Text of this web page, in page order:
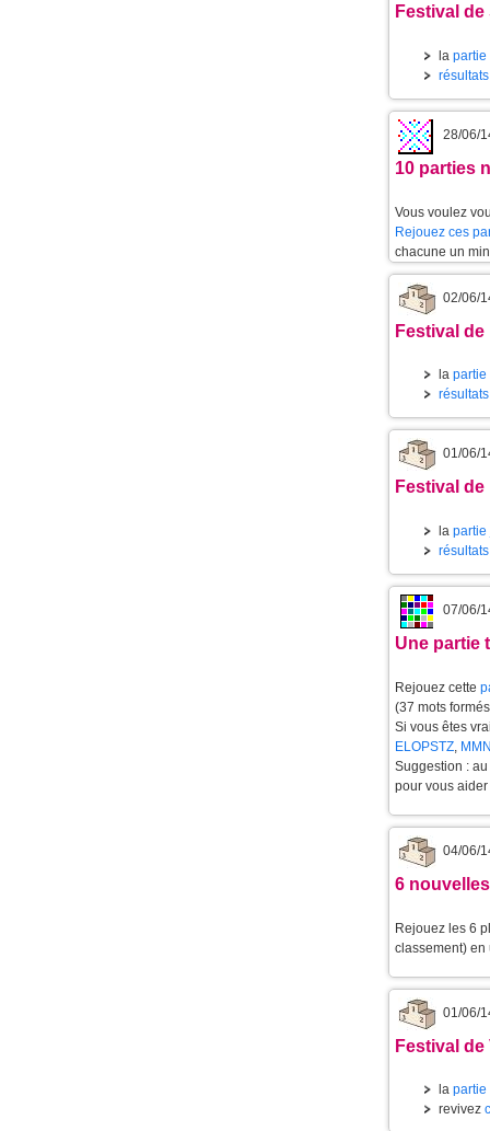
Festival de
la partie
28/06/
10 parties
Vous voulez
Rejouez ces
chacune un
02/06/
Festival
la partie
01/06/
Festival
la partie
07/06/
Une partie
Rejouez cette
(37 mots
Si vous êtes
ELOPSTZ,
Suggestion :
pour vous
04/06/
6
Rejouez les 6
classement)
01/06/
Festival
la partie
revivez